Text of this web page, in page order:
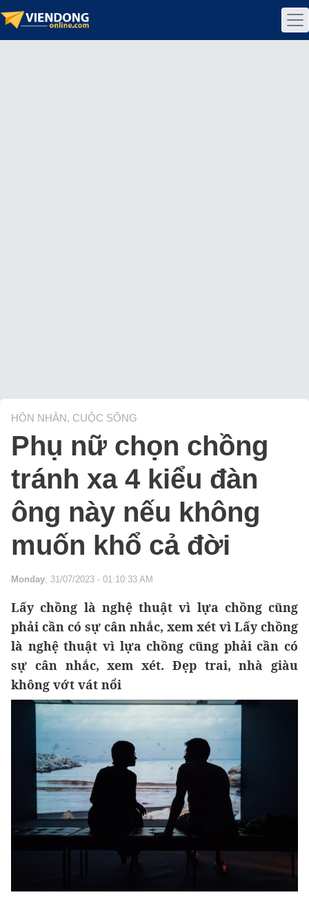
HÔN NHÂN, CUỘC SỐNG
Phụ nữ chọn chồng
tránh xa 4 kiểu đàn
ông này nếu không
muốn khổ cả đời
Monday, 31/07/2023 - 01:10:33 AM
Lấy chồng là nghệ thuật vì lựa chồng cũng
phải cần có sự cân nhắc, xem xét vì Lấy chồng
là nghệ thuật vì lựa chồng cũng phải cần có
sự cân nhắc, xem xét. Đẹp trai, nhà giàu
không vớt vát nổi